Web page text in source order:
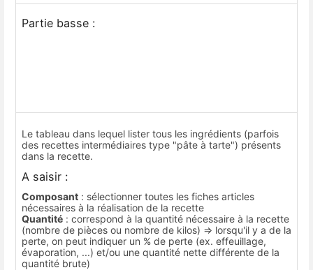
Partie basse :
Le tableau dans lequel lister tous les ingrédients (parfois
des recettes intermédiaires type "pâte à tarte") présents
dans la recette.
A saisir :
Composant : sélectionner toutes les fiches articles
nécessaires à la réalisation de la recette
Quantité : correspond à la quantité nécessaire à la recette
(nombre de pièces ou nombre de kilos) => lorsqu'il y a de la
perte, on peut indiquer un % de perte (ex. effeuillage,
évaporation, ...) et/ou une quantité nette différente de la
quantité brute)